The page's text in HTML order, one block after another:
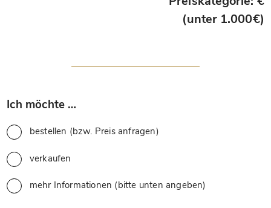
(unter 1.000€)
Ich möchte …
bestellen (bzw. Preis anfragen)
verkaufen
mehr Informationen (bitte unten angeben)